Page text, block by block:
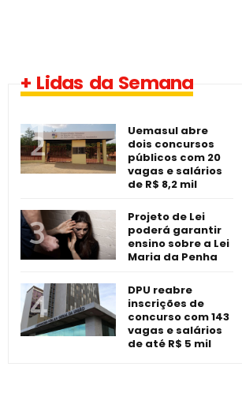
+ Lidas da Semana
-­ Imperatriz/MA
Uemasul abre
dois concursos
públicos com 20
vagas e salários
de R$ 8,2 mil
Projeto de Lei
poderá garantir
ensino sobre a Lei
Maria da Penha
DPU reabre
inscrições de
concurso com 143
vagas e salários
de até R$ 5 mil